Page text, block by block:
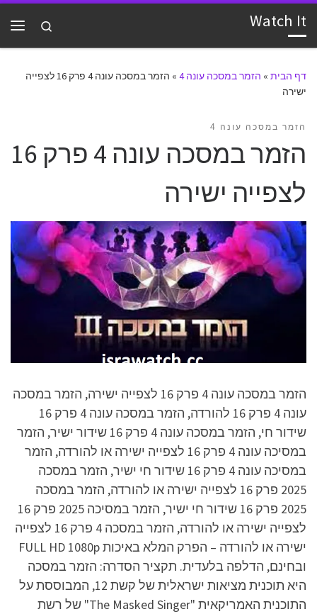
דלג לתוכן Watch It
Search
דף הבית » הזמר במסכה עונה 4 »
הזמר במסכה עונה 4 פרק 16 לצפייה
ישירה
הזמר במסכה עונה 4
הזמר במסכה עונה 4 פרק 16
לצפייה ישירה
הזמר במסכה עונה 4 פרק 16 לצפייה ישירה, הזמר במסכה
עונה 4 פרק 16 להורדה, הזמר במסכה עונה 4 פרק 16
שידור חי, הזמר במסכה עונה 4 פרק 16 שידור ישיר, הזמר
במסיכה עונה 4 פרק 16 לצפייה ישירה או להורדה, הזמר
במסיכה עונה 4 פרק 16 שידור חי ישיר, הזמר במסכה
2025 פרק 16 לצפייה ישירה או להורדה, הזמר במסכה
2025 פרק 16 שידור חי ישיר, הזמר במסיכה 2025 פרק 16
לצפייה ישירה או להורדה, הזמר במסכה 4 פרק 16 לצפייה
ישירה או להורדה – הפרק המלא באיכות FULL HD 1080p
ובחינם, הדלפה בלעדית. תקציר הסדרה: הזמר במסכה
היא תוכנית מציאות ישראלית של קשת 12, המבוססת על
התוכנית האמריקאית "The Masked Singer" של רשת